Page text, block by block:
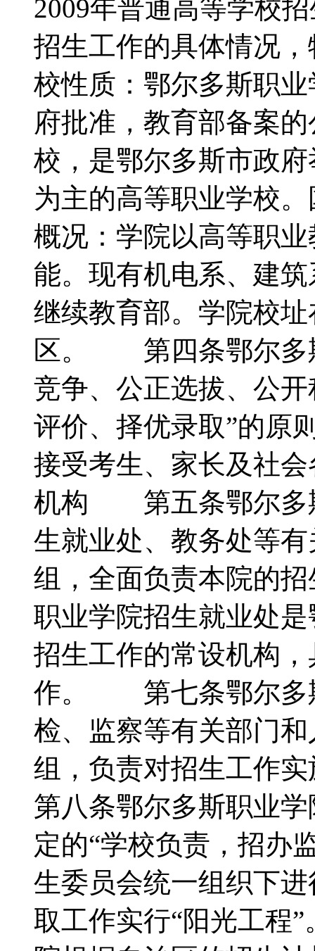
2009年普通高等学校
招生工作的具体情况
校性质：鄂尔多斯职
府批准，教育部备案
校，是鄂尔多斯市政
为主的高等职业学校
概况：学院以高等职
能。现有机电系、建
继续教育部。学院校
区。 第四条鄂尔多
竞争、公正选拔、公
评价、择优录取”的原
接受考生、家长及社
机构 第五条鄂尔多
生就业处、教务处等
组，全面负责本院的
职业学院招生就业处
招生工作的常设机构
作。 第七条鄂尔多
检、监察等有关部门
组，负责对招生工
第八条鄂尔多斯职业
定的“学校负责，招办
生委员会统一组织下
取工作实行“阳光工